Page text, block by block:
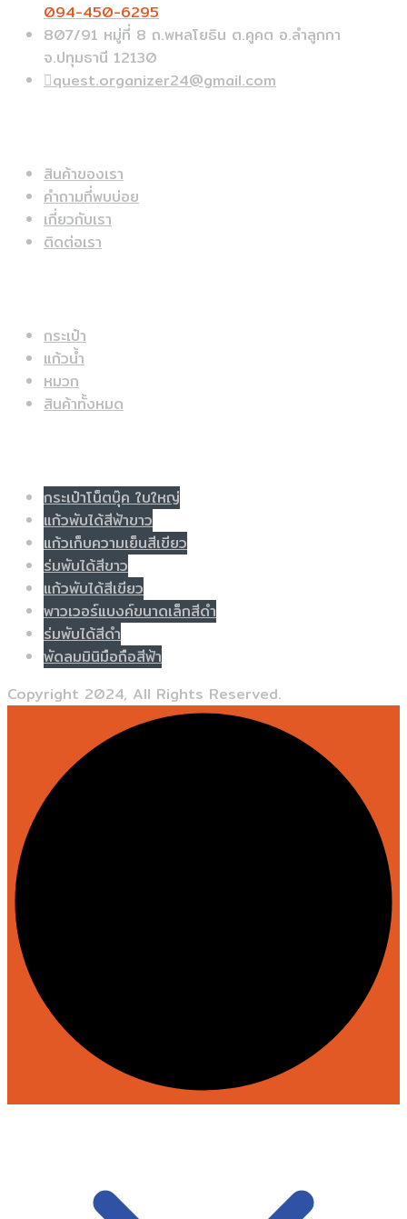
094-450-6295
807/91 หมู่ที่ 8 ถ.พหลโยธิน ต.คูคต อ.ลำลูกกา
จ.ปทุมธานี 12130
quest.organizer24@gmail.com
สินค้าของเรา
คำถามที่พบบ่อย
เกี่ยวกับเรา
ติดต่อเรา
กระเป๋า
แก้วน้ำ
หมวก
สินค้าทั้งหมด
กระเป๋าโน็ตบุ๊ค ใบใหญ่
แก้วพับได้สีฟ้าขาว
แก้วเก็บความเย็นสีเขียว
ร่มพับได้สีขาว
แก้วพับได้สีเขียว
พาวเวอร์แบงค์ขนาดเล็กสีดำ
ร่มพับได้สีดำ
พัดลมมินิมือถือสีฟ้า
Copyright 2024, All Rights Reserved.